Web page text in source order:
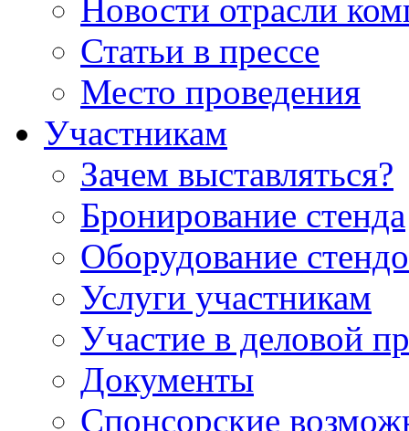
Новости отрасли
Статьи в прессе
Место проведения
Участникам
Зачем выставляться?
Бронирование стенда
Оборудование
Услуги участникам
Участие в деловой
Документы
Спонсорские